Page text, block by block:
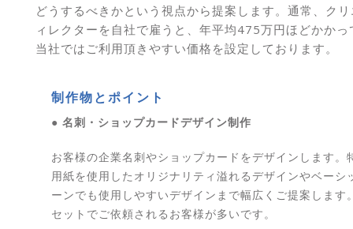
どうするべきかという視点から提案します。通常、ク
ィレクターを自社で雇うと、年平均475万円ほどかか
当社ではご利用頂きやすい価格を設定しております。
制作物とポイント
● 名刺・ショップカードデザイン制作
お客様の企業名刺やショップカードをデザインします。
用紙を使用したオリジナリティ溢れるデザインやベーシ
ーンでも使用しやすいデザインまで幅広くご提案します
セットでご依頼されるお客様が多いです。